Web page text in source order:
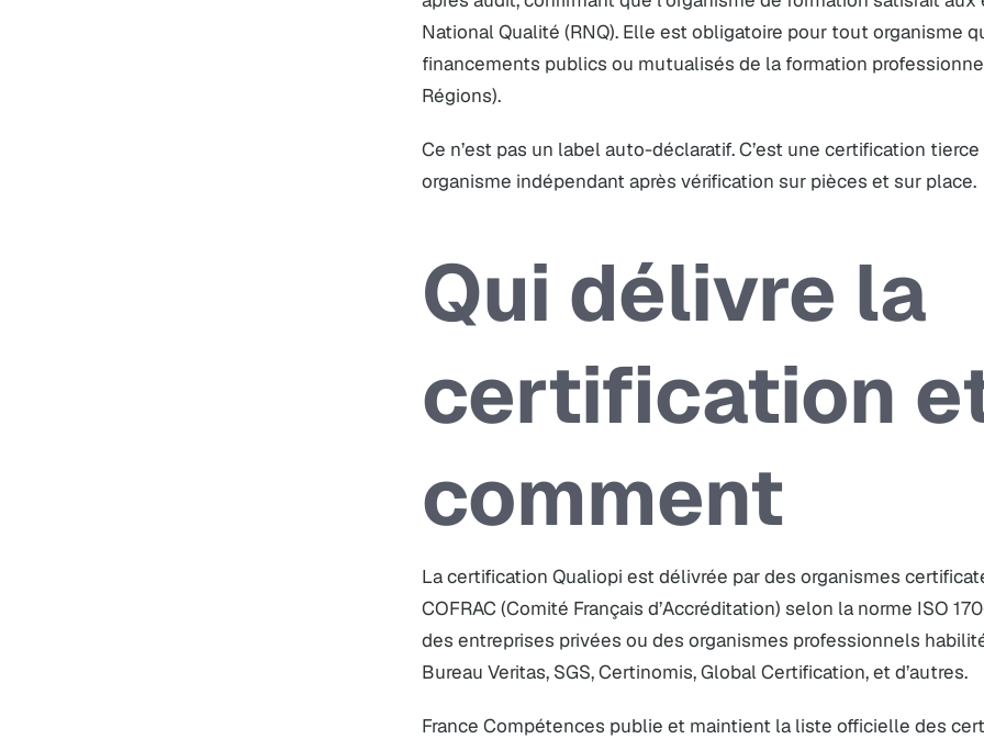
National Qualité (RNQ). Elle est obligatoire pour tout organisme
financements publics ou mutualisés de la formation
Régions).
Ce n’est pas un label auto-déclaratif. C’est une certification
organisme indépendant après vérification sur pièces et sur place.
Qui délivre la
certification
comment
La certification Qualiopi est délivrée par des organismes
COFRAC (Comité Français d’Accréditation) selon la norme ISO
des entreprises privées ou des organismes professionnels
Bureau Veritas, SGS, Certinomis, Global Certification, et d’autres.
France Compétences publie et maintient la liste officielle des